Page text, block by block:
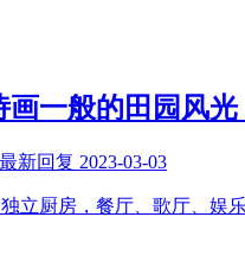
一般的田园风
最新回复 2023-03-03
立厨房，餐厅、歌厅、娱